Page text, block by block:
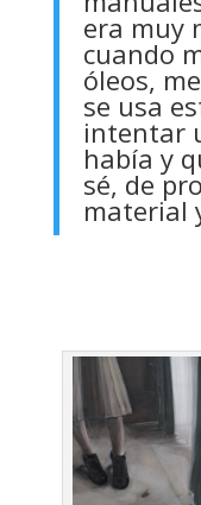
era muy
cuando
óleos,
se usa
intentar
había y
sé, de
material